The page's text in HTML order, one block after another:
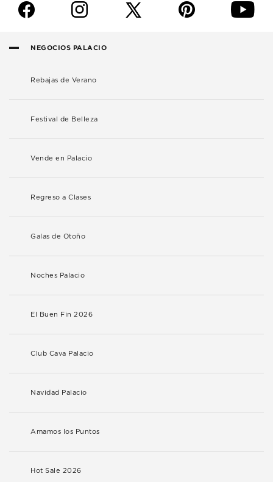
f i p y
NEGOCIOS PALACIO
Rebajas de Verano
Festival de Belleza
Vende en Palacio
Regreso a Clases
Galas de Otoño
Noches Palacio
El Buen Fin 2026
Club Cava Palacio
Navidad Palacio
Amamos los Puntos
Hot Sale 2026